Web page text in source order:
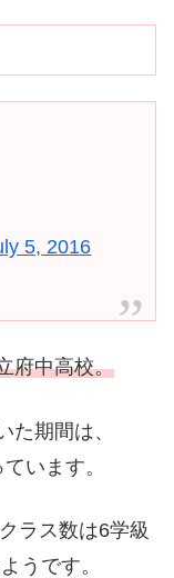
5, 2016
府中高校。
た期間は、
います。
ラス数は6学級
うです。